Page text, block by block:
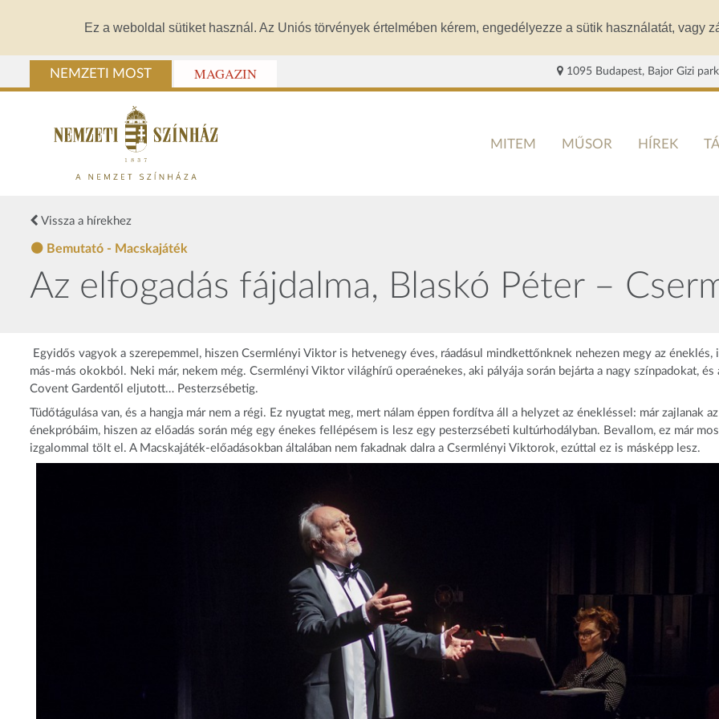
Ez a weboldal sütiket használ. Az Uniós törvények értelmében kérem, engedélyezze a sütik használatát, vagy
NEMZETI MOST MAGAZIN 1095 Budapest, Bajor Gizi
MITEM MŰSOR HÍREK
Vissza a hírekhez
Bemutató - Macskajáték
Az elfogadás fájdalma, Blaskó Péter –
Egyidős vagyok a szerepemmel, hiszen Csermlényi Viktor is hetvenegy éves, ráadásul mindkettőnknek nehezen megy az éneklés,
más-más okokból. Neki már, nekem még. Csermlényi Viktor világhírű operaénekes, aki pályája során bejárta a nagy színpadokat, és
Covent Gardentől eljutott… Pesterzsébetig.
Tüdőtágulása van, és a hangja már nem a régi. Ez nyugtat meg, mert nálam éppen fordítva áll a helyzet az énekléssel: már zajlanak az
énekpróbáim, hiszen az előadás során még egy énekes fellépésem is lesz egy pesterzsébeti kultúrhodályban. Bevallom, ez már
izgalommal tölt el. A Macskajáték-előadásokban általában nem fakadnak dalra a Csermlényi Viktorok, ezúttal ez is másképp lesz.